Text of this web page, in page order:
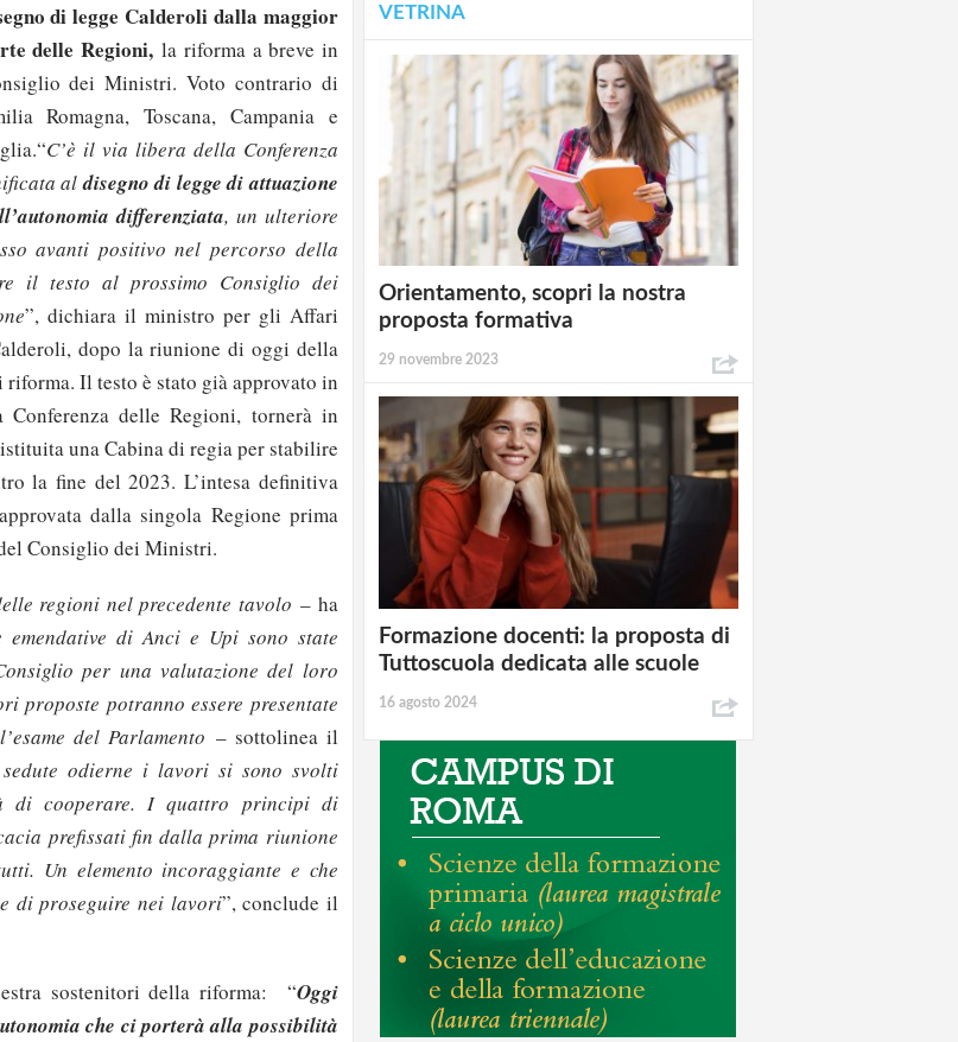
di legge Calderoli dalla maggior
delle Regioni,la riforma a breve in
dei Ministri. Voto contrario di
Romagna, Toscana, Campania e
C’è il via libera della Conferenza
aldisegno di legge di attuazione
differenziata, un ulteriore
avanti positivo nel percorso della
il testo al prossimo Consiglio dei
”, dichiara il ministro per gli Affari
dopo la riunione di oggi della
riforma. Il testo è stato già approvato in
delle Regioni, tornerà in
una Cabina di regia per stabilire
la fine del 2023. L’intesa definitiva
dalla singola Regione prima
Consiglio dei Ministri.
regioni nel precedente tavolo – ha
emendative di Anci e Upi sono state
per una valutazione del loro
proposte potranno essere presentate
del Parlamento – sottolinea il
odierne i lavori si sono svolti
di cooperare. I quattro principi di
prefissati fin dalla prima riunione
Un elemento incoraggiante e che
di proseguire nei lavori”, conclude il
sostenitori della riforma: “Oggi
che ci porterà alla possibilità
VETRINA
Orientamento, scopri la nostra
proposta formativa
29 novembre 2023
Formazione docenti: la proposta di
Tuttoscuola dedicata alle scuole
16 agosto 2024